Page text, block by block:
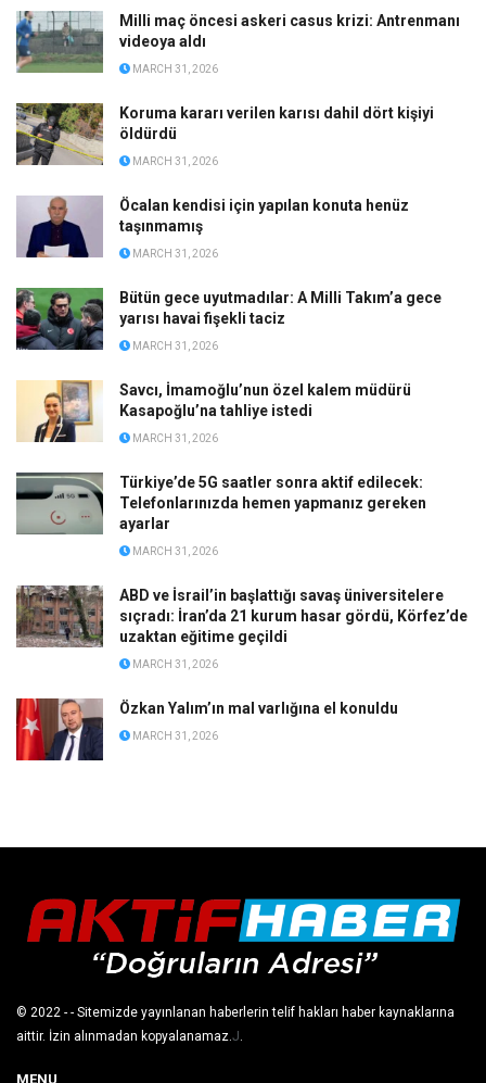
Milli maç öncesi askeri casus krizi: Antrenmanı
videoya aldı
MARCH 31, 2026
Koruma kararı verilen karısı dahil dört kişiyi
öldürdü
MARCH 31, 2026
Öcalan kendisi için yapılan konuta henüz
taşınmamış
MARCH 31, 2026
Bütün gece uyutmadılar: A Milli Takım’a gece
yarısı havai fişekli taciz
MARCH 31, 2026
Savcı, İmamoğlu’nun özel kalem müdürü
Kasapoğlu’na tahliye istedi
MARCH 31, 2026
Türkiye’de 5G saatler sonra aktif edilecek:
Telefonlarınızda hemen yapmanız gereken
ayarlar
MARCH 31, 2026
ABD ve İsrail’in başlattığı savaş üniversitelere
sıçradı: İran’da 21 kurum hasar gördü, Körfez’de
uzaktan eğitime geçildi
MARCH 31, 2026
Özkan Yalım’ın mal varlığına el konuldu
MARCH 31, 2026
© 2022 - - Sitemizde yayınlanan haberlerin telif hakları haber kaynaklarına
aittir. İzin alınmadan kopyalanamaz.J.
MENU